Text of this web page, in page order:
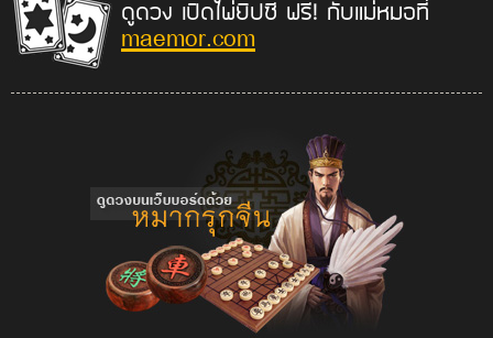
ดูดวง เปิดไพ่ยิปซี ฟรี! กับแม่หมอที่
maemor.com